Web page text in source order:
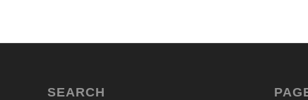
SEARCH